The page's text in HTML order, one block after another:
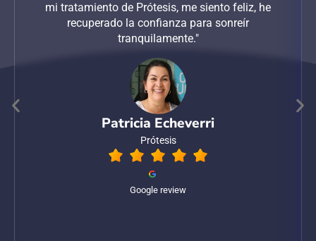
mi tratamiento de Prótesis, me siento feliz, he
recuperado la confianza para sonreír
tranquilamente."
Patricia Echeverri
Prótesis
Google review